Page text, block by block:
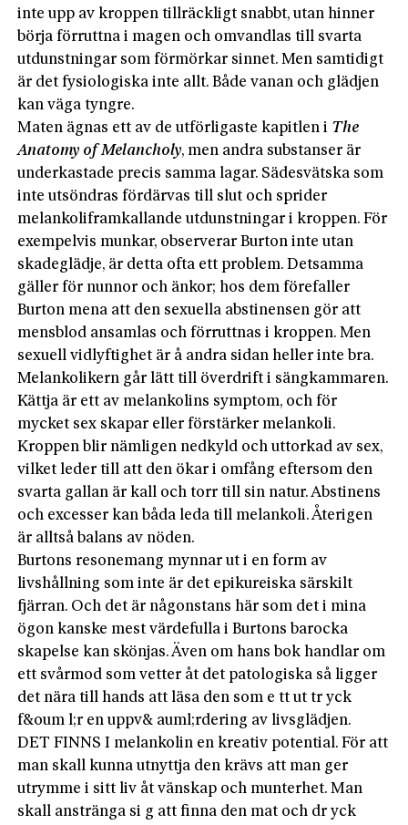
inte upp av kroppen tillräckligt snabbt, utan hinner
börja förruttna i magen och omvandlas till svarta
utdunstningar som förmörkar sinnet. Men samtidigt
är det fysiologiska inte allt. Både vanan och glädjen
kan väga tyngre.
Maten ägnas ett av de utförligaste kapitlen i The
Anatomy of Melancholy, men andra substanser är
underkastade precis samma lagar. Sädesvätska som
inte utsöndras fördärvas till slut och sprider
melankoliframkallande utdunstningar i kroppen. För
exempelvis munkar, observerar Burton inte utan
skadeglädje, är detta ofta ett problem. Detsamma
gäller för nunnor och änkor; hos dem förefaller
Burton mena att den sexuella abstinensen gör att
mensblod ansamlas och förruttnas i kroppen. Men
sexuell vidlyftighet är å andra sidan heller inte bra.
Melankolikern går lätt till överdrift i sängkammaren.
Kättja är ett av melankolins symptom, och för
mycket sex skapar eller förstärker melankoli.
Kroppen blir nämligen nedkyld och uttorkad av sex,
vilket leder till att den ökar i omfång eftersom den
svarta gallan är kall och torr till sin natur. Abstinens
och excesser kan båda leda till melankoli. Återigen
är alltså balans av nöden.
Burtons resonemang mynnar ut i en form av
livshållning som inte är det epikureiska särskilt
fjärran. Och det är någonstans här som det i mina
ögon kanske mest värdefulla i Burtons barocka
skapelse kan skönjas. Även om hans bok handlar om
ett svårmod som vetter åt det patologiska så ligger
det nära till hands att läsa den som e tt ut tr yck
f&oum l;r en uppv& auml;rdering av livsglädjen.
DET FINNS I melankolin en kreativ potential. För att
man skall kunna utnyttja den krävs att man ger
utrymme i sitt liv åt vänskap och munterhet. Man
skall anstränga si g att finna den mat och dr yck